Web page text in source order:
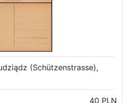
(Schützenstrasse),
40 PLN